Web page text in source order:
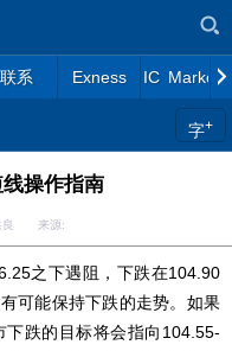
联系 Exness IC Markets
字+
操作指南
良 来源:
之下遇阻，下跌在104.90
可能保持下跌的走势。如果
跌的目标将会指向104.55-